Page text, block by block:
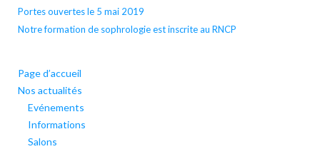
Portes ouvertes le 5 mai 2019
Notre formation de sophrologie est inscrite au RNCP
Page d’accueil
Nos actualités
Evénements
Informations
Salons